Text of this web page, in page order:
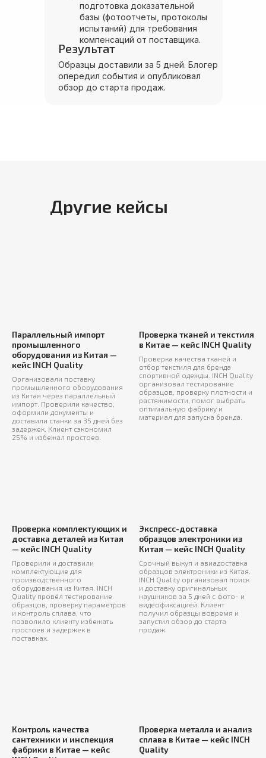
Результат
Образцы доставили за 5 дней. Блогер
опередил события и опубликовал
обзор до старта продаж.
подготовка доказательной
базы (фотоотчеты, протоколы
испытаний) для требования
компенсаций от поставщика.
Другие кейсы
Параллельный импорт
промышленного
оборудования из Китая —
кейс INCH Quality
Организовали поставку
промышленного оборудования
из Китая через параллельный
импорт. Проверили качество,
оформили документы и
доставили станки за 35 дней без
задержек. Клиент сэкономил
25% и избежал простоев.
Проверка тканей и текстиля
в Китае — кейс INCH Quality
Проверка качества тканей и
отбор текстиля для бренда
спортивной одежды. INCH Quality
организовал тестирование
образцов, проверку плотности и
растяжимости, помог выбрать
оптимальную фабрику и
материал для запуска бренда.
Проверка комплектующих и
доставка деталей из Китая
— кейс INCH Quality
Проверили и доставили
комплектующие для
производственного
оборудования из Китая. INCH
Quality провёл тестирование
образцов, проверку параметров
и контроль сплава, что
позволило клиенту избежать
простоев и задержек в
поставках.
Экспресс-доставка
образцов электроники из
Китая — кейс INCH Quality
Срочный выкуп и авиадоставка
образцов электроники из Китая.
INCH Quality организовал поиск
и доставку оригинальных
наушников за 5 дней с фото- и
видеофиксацией. Клиент
получил образцы вовремя и
запустил обзор до старта
продаж.
Контроль качества
сантехники и инспекция
фабрики в Китае — кейс
Проверка металла и анализ
сплава в Китае — кейс INCH
Quality
Дополнительные
возможности INCH